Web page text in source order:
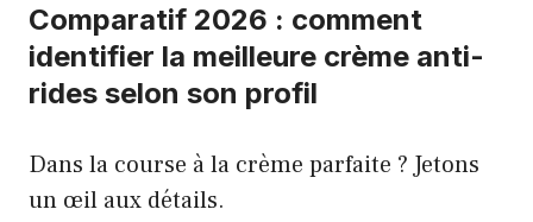
Comparatif 2026 : comment
identifier la meilleure crème anti-
rides selon son profil
Dans la course à la crème parfaite ? Jetons
un œil aux détails.